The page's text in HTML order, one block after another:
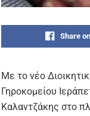
Share
Με το νέο
Γηροκομείου
Καλαντζάκης στο